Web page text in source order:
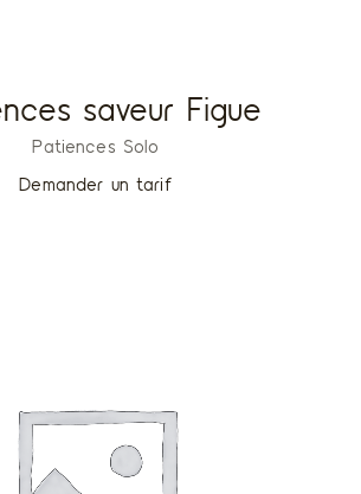
saveur Figue
Patiences Solo
Demander un tarif